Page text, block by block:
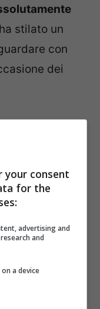
stilato un
con
dei
della sposa.
pensare di
colore.
quasi di voler
sposa,
concentrare
your consent
for the
advertising and
and
a device